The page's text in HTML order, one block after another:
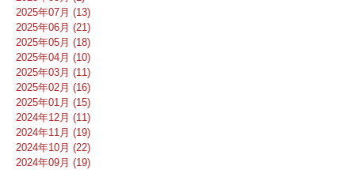
2025年07月 (13)
2025年06月 (21)
2025年05月 (18)
2025年04月 (10)
2025年03月 (11)
2025年02月 (16)
2025年01月 (15)
2024年12月 (11)
2024年11月 (19)
2024年10月 (22)
2024年09月 (19)